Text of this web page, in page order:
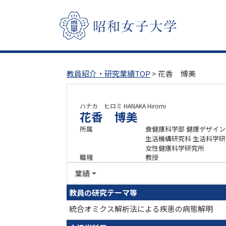
教員紹介・研究業績TOP > 花香 博美
ハナカ ヒロミ HANAKA Hiromi
花香 博美
所属
食健康科学部 健康デザイ
生活機構研究科 生活科学
女性健康科学研究所
職種
教授
業績
教員の研究テーマ等
統合オミクス解析法による疾患の病態解明